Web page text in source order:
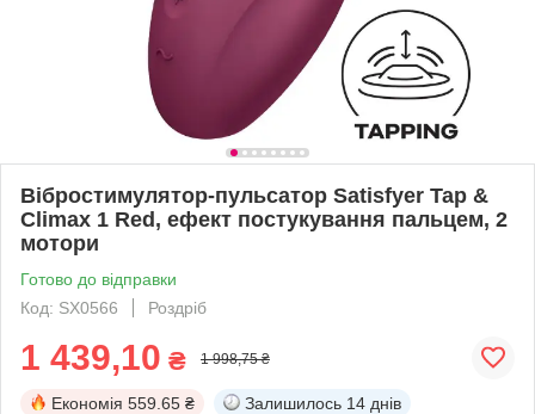
Вібростимулятор-пульсатор Satisfyer Tap &
Climax 1 Red, ефект постукування пальцем, 2
мотори
Готово до відправки
Код: SX0566
Роздріб
1 439,10 ₴ 1 998,75 ₴
Економія 559.65 ₴ Залишилось 14 днів